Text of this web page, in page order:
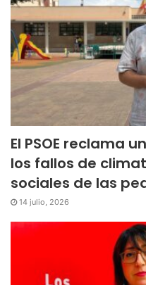
El PSOE reclama
los fallos de
sociales de las
14 julio, 2026